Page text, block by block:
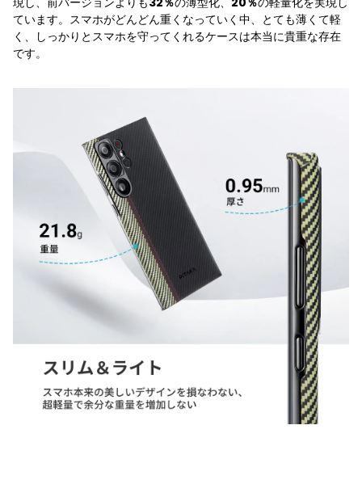
ています。スマホがどんどん重くなっていく中、とても薄くて軽
く、しっかりとスマホを守ってくれるケースは本当に貴重な存在
です。